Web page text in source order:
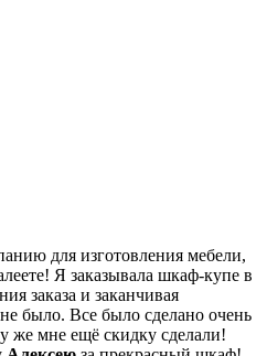
для изготовления мебели,
Я заказывала шкаф-купе в
заказа и заканчивая
было. Все было сделано очень
же мне ещё скидку сделали!